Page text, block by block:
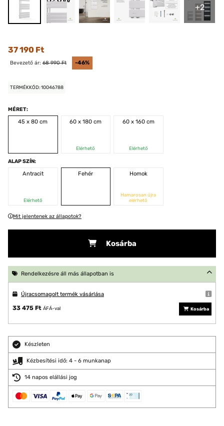
+2
37 190 Ft
Bevezető ár: 68 990 Ft -46%
TERMÉKKÓD: 10046788
MÉRET:
45 x 80 cm
60 x 180 cm
Elérhető
60 x 160 cm
Elérhető
ALAP SZÍN:
Antracit
Elérhető
Fehér Homok
Hamarosan újra
elérhető
Mit jelentenek az állapotok?
Kosárba
Rendelkezésre áll más állapotban is
Újracsomagolt termék vásárlása
33 475 Ft ÁFÁ-val Kosárba
Készleten
Kézbesítési idő: 4 - 6 munkanap
14 napos elállási jog